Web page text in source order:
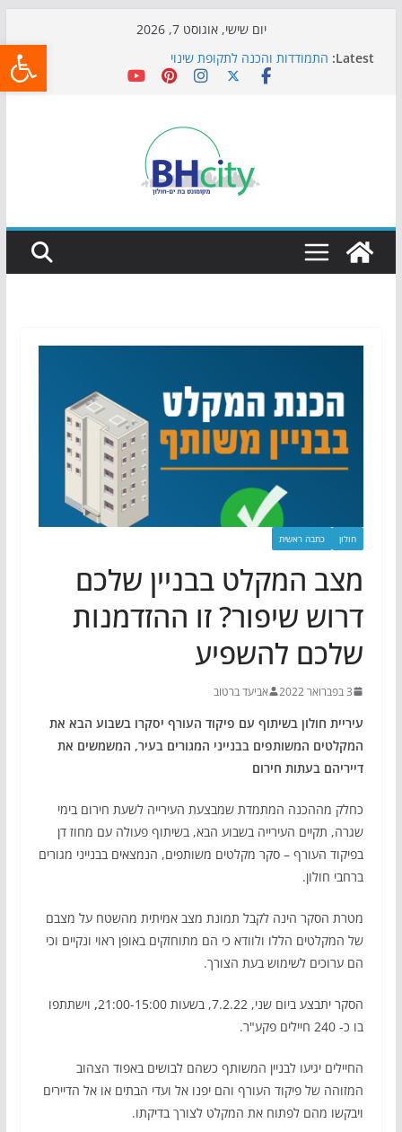
יום שישי, אוגוסט 7, 2026
Latest: התמודדות והכנה לתקופת שינוי
אי ההרפתקאות ממשיך לכבוש את הגינות: מאות משפחות
כדורגל באווירה מיוחדת: הקרנת גמר המונדיאל בטרמינל
הקיץ של בני הנוער בבת־ים: חוף הריביירה הופך למרחב
בטוח בשעות הערב
חולון כתבה ראשית
מצב המקלט בבניין שלכם
דרוש שיפור? זו ההזדמנות
שלכם להשפיע
3 בפברואר 2022 אביעד ברטוב
עיריית חולון בשיתוף עם פיקוד העורף יסקרו בשבוע הבא את
המקלטים המשותפים בבנייני המגורים בעיר, המשמשים את
דייריהם בעתות חירום
כחלק מההכנה המתמדת שמבצעת העירייה לשעת חירום בימי
שגרה, תקיים העירייה בשבוע הבא, בשיתוף פעולה עם מחוז דן
בפיקוד העורף – סקר מקלטים משותפים, הנמצאים בבנייני מגורים
ברחבי חולון.
מטרת הסקר הינה לקבל תמונת מצב אמיתית מהשטח על מצבם
של המקלטים הללו ולוודא כי הם מתוחזקים באופן ראוי ונקיים וכי
הם ערוכים לשימוש בעת הצורך.
הסקר יתבצע ביום שני, 7.2.22, בשעות 21:00-15:00 , וישתתפו
בו כ- 240 חיילים פקע"ר.
החיילים יגיעו לבניין המשותף כשהם לבושים באפוד הצהוב
המזוהה של פיקוד העורף והם יפנו אל ועדי הבתים או אל הדיירים
ויבקשו מהם לפתוח את המקלט לצורך בדיקתו.